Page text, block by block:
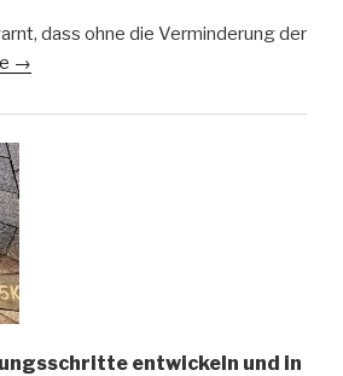
dass ohne die Verminderung der
→
entwickeln und in